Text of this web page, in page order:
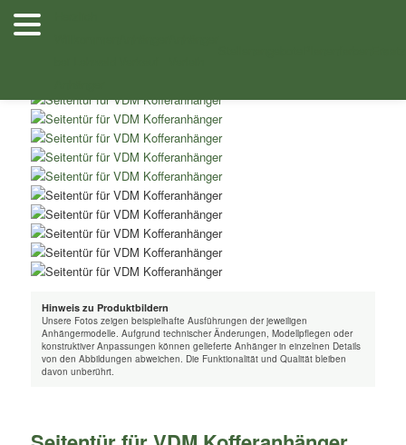
Zum
Inhalt
Shop
Hinweis zu Produktbildern
Unsere Fotos zeigen beispielhafte Ausführungen der jeweiligen
Anhängermodelle. Aufgrund technischer Änderungen, Modellpflegen oder
konstruktiver Anpassungen können gelieferte Anhänger in einzelnen Details
von den Abbildungen abweichen. Die Funktionalität und Qualität bleiben
davon unberührt.